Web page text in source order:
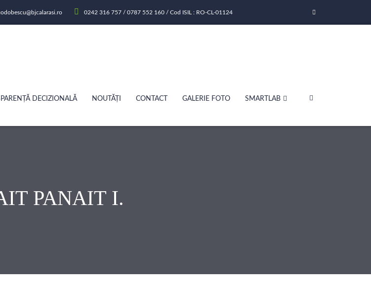
0242 316 757 / 0787 552 160 / Cod ISIL : RO-CL-01124
DECIZIONALĂ NOUTĂȚI CONTACT GALERIE FOTO SMARTLAB
PANAIT I.